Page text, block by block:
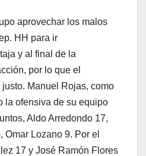
aprovechar los malos
HH para ir
y al final de la
por lo que el
Manuel Rojas, como
la ofensiva de su equipo
Aldo Arredondo 17,
Lozano 9. Por el
17 y José Ramón Flores